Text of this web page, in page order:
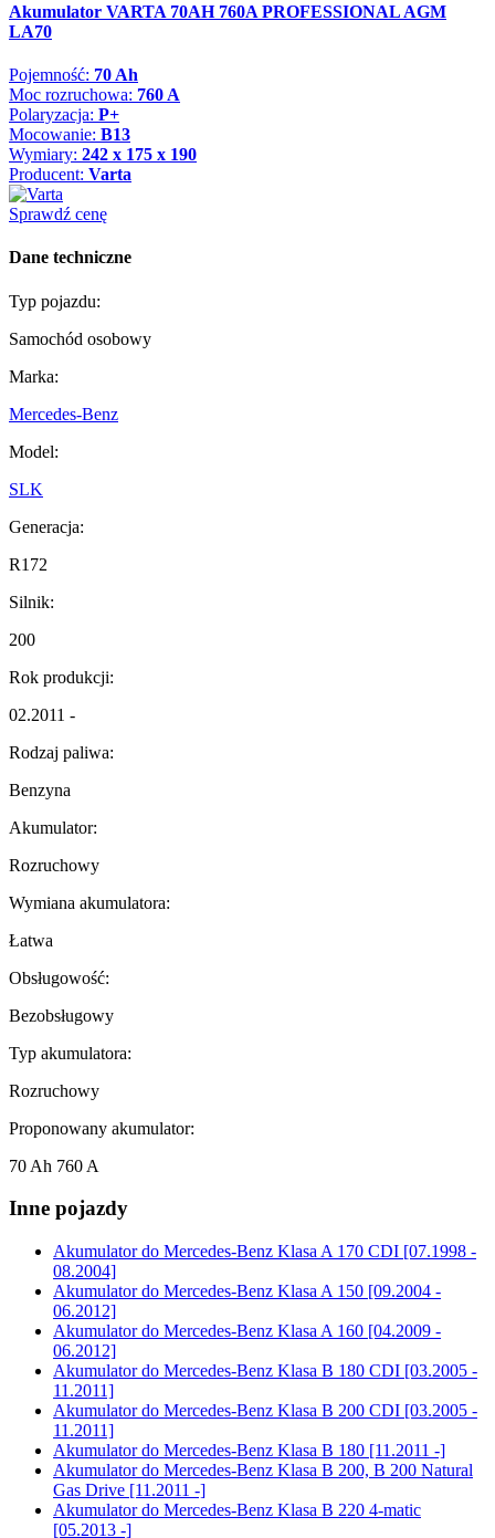
Akumulator VARTA 70AH 760A PROFESSIONAL AGM
LA70
Pojemność: 70 Ah
Moc rozruchowa: 760 A
Polaryzacja: P+
Mocowanie: B13
Wymiary: 242 x 175 x 190
Producent: Varta
Sprawdź cenę
Dane techniczne
Typ pojazdu:
Samochód osobowy
Marka:
Mercedes-Benz
Model:
SLK
Generacja:
R172
Silnik:
200
Rok produkcji:
02.2011 -
Rodzaj paliwa:
Benzyna
Akumulator:
Rozruchowy
Wymiana akumulatora:
Łatwa
Obsługowość:
Bezobsługowy
Typ akumulatora:
Rozruchowy
Proponowany akumulator:
70 Ah 760 A
Inne pojazdy
Akumulator do Mercedes-Benz Klasa A 170 CDI [07.1998 -
08.2004]
Akumulator do Mercedes-Benz Klasa A 150 [09.2004 -
06.2012]
Akumulator do Mercedes-Benz Klasa A 160 [04.2009 -
06.2012]
Akumulator do Mercedes-Benz Klasa B 180 CDI [03.2005 -
11.2011]
Akumulator do Mercedes-Benz Klasa B 200 CDI [03.2005 -
11.2011]
Akumulator do Mercedes-Benz Klasa B 180 [11.2011 -]
Akumulator do Mercedes-Benz Klasa B 200, B 200 Natural
Gas Drive [11.2011 -]
Akumulator do Mercedes-Benz Klasa B 220 4-matic
[05.2013 -]